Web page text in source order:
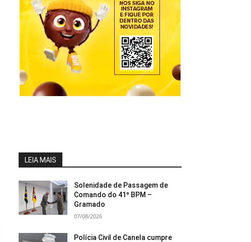
LEIA MAIS
Solenidade de Passagem de
Comando do 41º BPM –
Gramado
07/08/2026
Polícia Civil de Canela cumpre